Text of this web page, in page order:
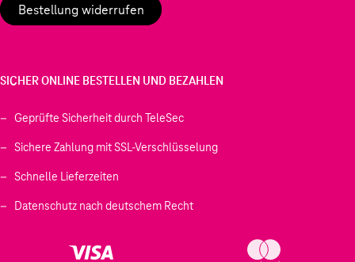
Bestellung widerrufen
SICHER ONLINE BESTELLEN UND BEZAHLEN
Geprüfte Sicherheit durch TeleSec
Sichere Zahlung mit SSL-Verschlüsselung
Schnelle Lieferzeiten
Datenschutz nach deutschem Recht